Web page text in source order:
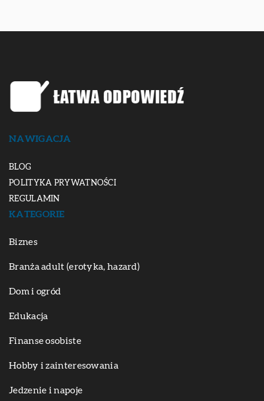
NAWIGACJA
BLOG
POLITYKA PRYWATNOŚCI
REGULAMIN
KATEGORIE
Biznes
Branża adult (erotyka, hazard)
Dom i ogród
Edukacja
Finanse osobiste
Hobby i zainteresowania
Jedzenie i napoje